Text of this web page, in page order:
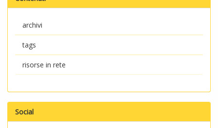
archivi
tags
risorse in rete
Social